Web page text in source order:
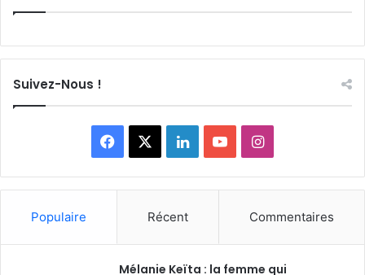
Suivez-Nous !
Facebook LinkedinYouTubeInstagram
Populaire Récent Commentaires
Mélanie Keïta : la femme qui